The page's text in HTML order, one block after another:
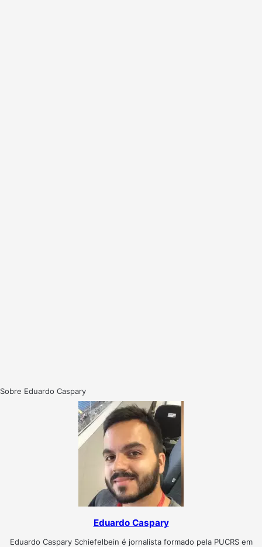
Sobre Eduardo Caspary
Eduardo Caspary
Eduardo Caspary Schiefelbein é jornalista formado pela PUCRS em